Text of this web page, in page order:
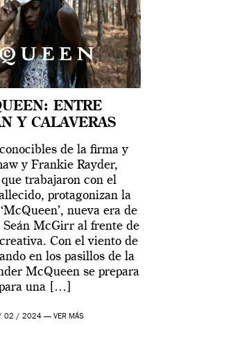
ENTRE
Y CALAVERAS
de la firma y
y Frankie Rayder,
trabajaron con el
protagonizan la
nueva era de
Seán McGirr al frente de
Con el viento de
en los pasillos de la
McQueen se prepara
una […]
02 / 2024 — VER MÁS